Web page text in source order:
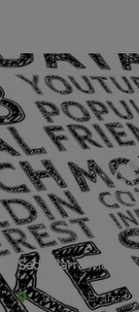
Sede Barra Mansa
Rua Rio Branco,